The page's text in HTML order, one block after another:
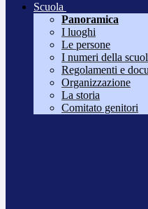
Scuola
Panoramica
I luoghi
Le persone
I numeri della
Regolamenti e
Organizzazione
La storia
Comitato genitori